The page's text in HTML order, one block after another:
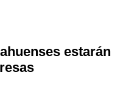
estarán